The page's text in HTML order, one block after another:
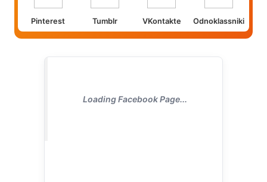
Pinterest Tumblr VKontakte Odnoklassniki
Loading Facebook Page...